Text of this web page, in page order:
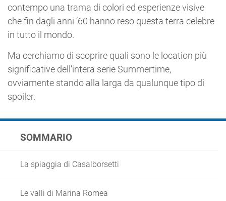
contempo una trama di colori ed esperienze visive
che fin dagli anni ‘60 hanno reso questa terra celebre
in tutto il mondo.
Ma cerchiamo di scoprire quali sono le location più
significative dell’intera serie Summertime,
ovviamente stando alla larga da qualunque tipo di
spoiler.
SOMMARIO
La spiaggia di Casalborsetti
Le valli di Marina Romea